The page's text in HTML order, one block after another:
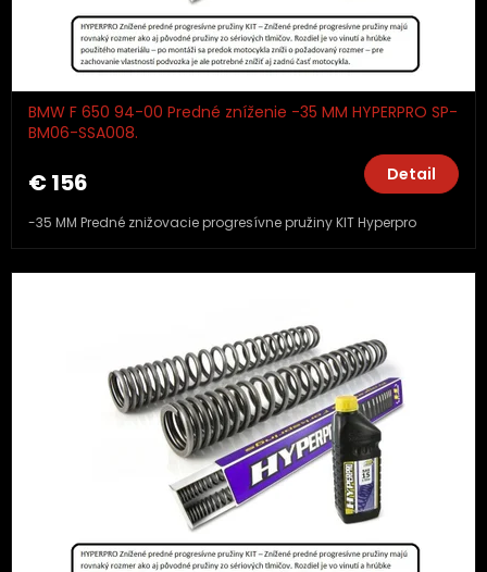
BMW F 650 94-00 Predné zníženie -35 MM HYPERPRO SP-
BM06-SSA008.
€ 156 Detail
-35 MM Predné znižovacie progresívne pružiny KIT Hyperpro